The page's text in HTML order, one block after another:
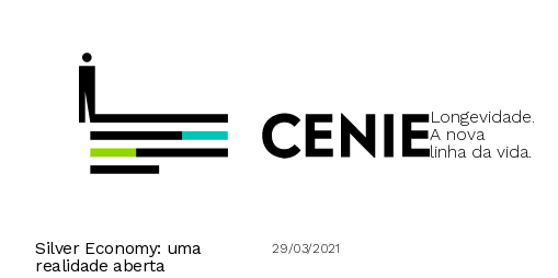
Longevidade.
A nova
linha da vida.
Silver Economy: uma
realidade aberta
29/03/2021